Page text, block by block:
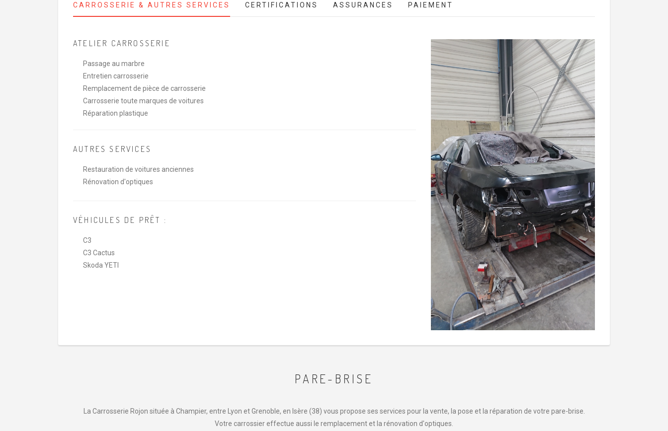
CARROSSERIE & AUTRES SERVICES CERTIFICATIONS ASSURANCES PAIEMENT
ATELIER CARROSSERIE
Passage au marbre
Entretien carrosserie
Remplacement de pièce de carrosserie
Carrosserie toute marques de voitures
Réparation plastique
AUTRES SERVICES
Restauration de voitures anciennes
Rénovation d'optiques
VÉHICULES DE PRÊT :
C3
C3 Cactus
Skoda YETI
PARE-BRISE
La Carrosserie Rojon située à Champier, entre Lyon et Grenoble, en Isère (38) vous propose ses services pour la vente, la pose et la réparation de votre pare-brise.
Votre carrossier effectue aussi le remplacement et la rénovation d'optiques.